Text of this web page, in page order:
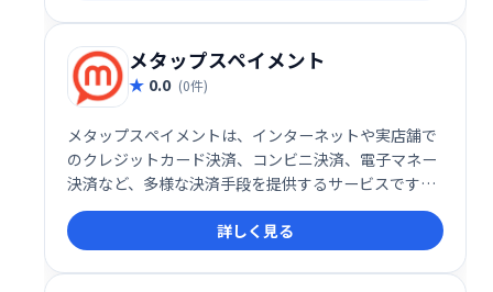
メタップスペイメント
0.0 (0件)
メタップスペイメントは、インターネットや実店舗で
のクレジットカード決済、コンビニ決済、電子マネー
決済など、多様な決済手段を提供するサービスです。
お客様のビジネスに最適な決済方法を選択でき、スム
ーズな取引を実現します。幅広い決済ニーズに対応
し、利便性と安全性を両立した決済環境を提供いたし
ます。
詳しく見る